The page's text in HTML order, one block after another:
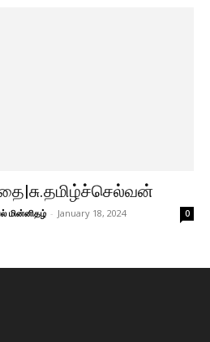
மின்னிதழ் - January 18, 2024 0